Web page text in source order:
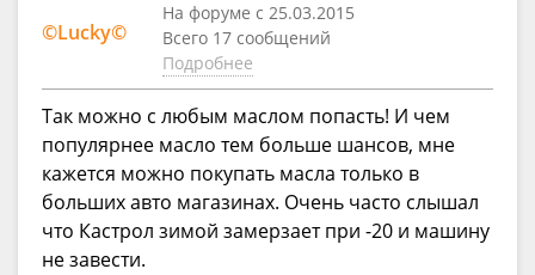
©Lucky©
На форуме с 25.03.2015
Всего 17 сообщений
Подробнее
Так можно с любым маслом попасть! И чем
популярнее масло тем больше шансов, мне
кажется можно покупать масла только в
больших авто магазинах. Очень часто слышал
что Кастрол зимой замерзает при -20 и машину
не завести.